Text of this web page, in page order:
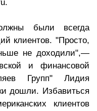
были всегда
клиентов. "Просто,
не доходили",—
и финансовой
Групп" Лидия
дошли. Избавиться
клиентов